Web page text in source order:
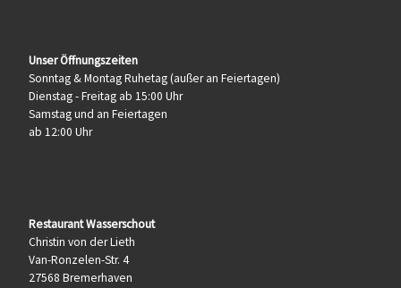
Unser Öffnungszeiten
Sonntag & Montag Ruhetag (außer an Feiertagen)
Dienstag - Freitag ab 15:00 Uhr
Samstag und an Feiertagen
ab 12:00 Uhr
Restaurant Wasserschout
Christin von der Lieth
Van-Ronzelen-Str. 4
27568 Bremerhaven